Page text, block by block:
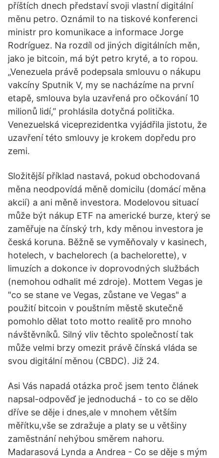
příštích dnech představí svoji vlastní digitální
měnu petro. Oznámil to na tiskové konferenci
ministr pro komunikace a informace Jorge
Rodríguez. Na rozdíl od jiných digitálních měn,
jako je bitcoin, má být petro kryté, a to ropou.
„Venezuela právě podepsala smlouvu o nákupu
vakcíny Sputnik V, my se nacházíme na první
etapě, smlouva byla uzavřená pro očkování 10
milionů lidí,” prohlásila dotyčná politička.
Venezuelská viceprezidentka vyjádřila jistotu, že
uzavření této smlouvy je krokem dopředu pro
zemi.
Složitější příklad nastavá, pokud obchodovaná
měna neodpovídá měně domicilu (domácí měna
akcií) a ani měně investora. Modelovou situací
může být nákup ETF na americké burze, který se
zaměřuje na čínský trh, kdy měnou investora je
česká koruna. Běžně se vyměňovaly v kasinech,
hotelech, v bachelorech (a bachelorette), v
limuzích a dokonce iv doprovodných službách
(nemohou odhalit mé zdroje). Mottem Vegas je
"co se stane ve Vegas, zůstane ve Vegas" a
použití bitcoin v pouštním městě skutečně
pomohlo dělat toto motto realitě pro mnoho
návštěvníků. Silný vliv těchto společností tak
může velmi brzy omezit právě čínská vláda se
svou digitální měnou (CBDC). Již 24.
Asi Vás napadá otázka proč jsem tento článek
napsal-odpověď je jednoduchá - to co se dělo
dříve se děje i dnes,ale v mnohem větším
měřítku,vše se zdražuje a platy se u většiny
zaměstnání nehýbou směrem nahoru.
Madarasová Lynda a Andrea - Co se děje s mým